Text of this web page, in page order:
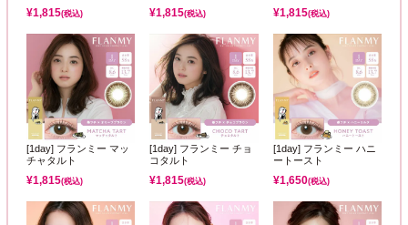
¥1,815(税込) ¥1,815(税込) ¥1,815(税込)
[1day] フランミー マッ
チャタルト
¥1,815(税込)
[1day] フランミー チョ
コタルト
¥1,815(税込)
[1day] フランミー ハニ
ートースト
¥1,650(税込)